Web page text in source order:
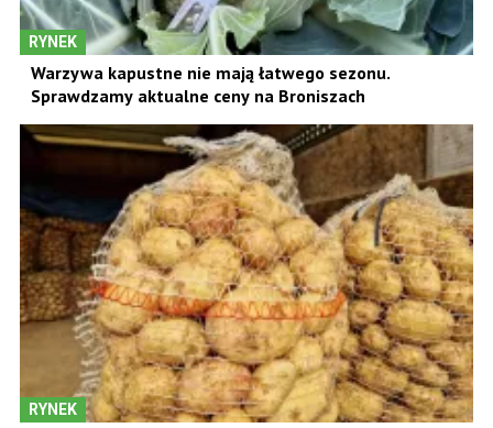
RYNEK
Warzywa kapustne nie mają łatwego sezonu.
Sprawdzamy aktualne ceny na Broniszach
RYNEK